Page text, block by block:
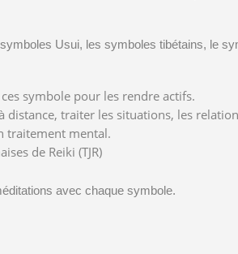
Usui, les symboles tibétains, le
symbole pour les rendre actifs.
distance, traiter les situations, les
traitement mental.
de Reiki (TJR)
avec chaque symbole.